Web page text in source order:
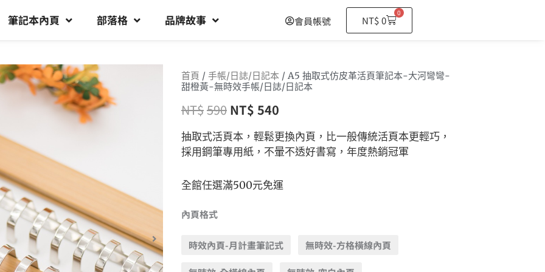
筆記本內頁 部落格 品牌故事 會員帳號 NT$0
0
購
物
首頁 / 手帳/日誌/日記本 / A5 抽取式仿皮革活頁筆記本-大河彎彎-
甜橙黃-無時效手帳/日誌/日記本
NT$590 NT$ 540
抽取式活頁本，輕鬆更換內頁，比一般傳統活頁本更輕巧，
採用鋼筆專用紙，不暈不透好書寫，年度熱銷冠軍
全館任選滿500元免運
內頁格式
時效內頁-月計畫筆記式 無時效-方格橫線內頁